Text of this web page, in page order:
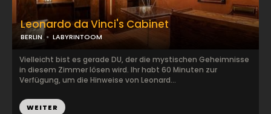
Leonardo da Vinci's Cabinet
BERLIN LABYRINTOOM
Vielleicht bist es gerade DU, der die mystischen Geheimnisse
in diesem Zimmer lösen wird. Ihr habt 60 Minuten zur
Verfügung, um die Hinweise von Leonard...
WEITER